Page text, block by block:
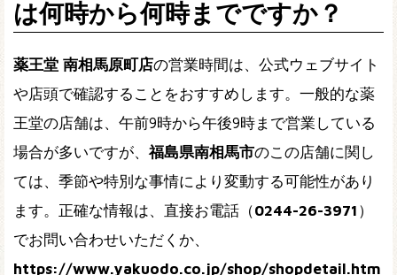
は何時から何時までですか？
薬王堂 南相馬原町店の営業時間は、公式ウェブサイト
や店頭で確認することをおすすめします。一般的な薬
王堂の店舗は、午前9時から午後9時まで営業している
場合が多いですが、福島県南相馬市のこの店舗に関し
ては、季節や特別な事情により変動する可能性があり
ます。正確な情報は、直接お電話（0244-26-3971 ）
でお問い合わせいただくか、
https://www.yakuodo.co.jp/shop/shopdetail.htm